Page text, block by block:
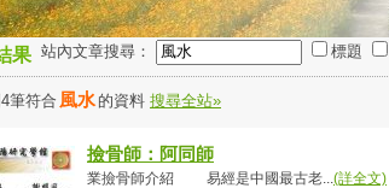
果 站內文章搜尋： 標題
筆符合 風水 的資料 搜尋全站»
撿骨師：阿同師
業撿骨師介紹 易經是中國最古老...(詳全文)